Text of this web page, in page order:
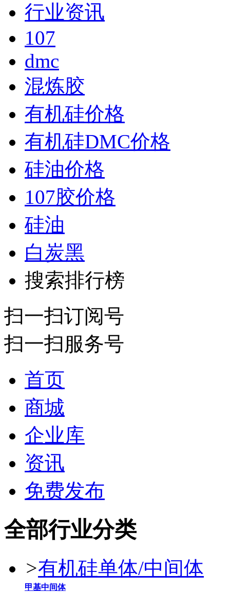
行业资讯
107
dmc
混炼胶
有机硅价格
有机硅DMC价格
硅油价格
107胶价格
硅油
白炭黑
搜索排行榜
扫一扫订阅号
扫一扫服务号
首页
商城
企业库
资讯
免费发布
全部行业分类
>有机硅单体/中间体
甲基中间体